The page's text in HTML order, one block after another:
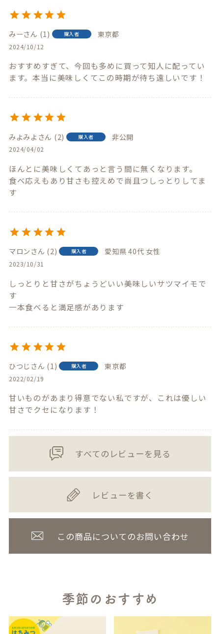
みー 1 購入者 東京都
2024/10/12
おすすめすぎて、今回も多めに買って知人に配ってい
ます。本当に美味しくてこの時期が待ち遠しいです！
みよみよ 2 購入者 非公開
2024/04/02
ほんとに美味しくてあっと言う間に無くなります。
食べ応えもあり甘さも控えめで尚且つしっとりしてま
す
マロン 2 購入者 愛知県 40代 女性
2023/10/31
しっとりと甘さがちょうどいい美味しいサツマイモで
す
一本食べると満足感があります
ひつじ 1 購入者 東京都
2022/02/19
甘いものがあまり得意でない私ですが、これは優しい
甘さでクセになります！
すべてのレビューを見る
レビューを書く
この商品についてのお問い合わせ
季節のおすすめ